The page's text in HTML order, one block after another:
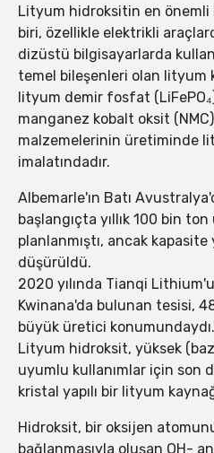
Lityum hidroksitin en önemli
biri, özellikle elektrikli
dizüstü bilgisayarlarda
temel bileşenleri olan lityum
lityum demir fosfat
manganez kobalt oksit
malzemelerinin üretiminde
imalatındadır.
Albemarle'ın Batı
başlangıçta yıllık 100 bin
planlanmıştı, ancak kapasite
düşürüldü.
2020 yılında Tianqi
Kwinana'da bulunan tesisi,
büyük üretici konumundaydı.
Lityum hidroksit, yüksek
uyumlu kullanımlar için son
kristal yapılı bir lityum
Hidroksit, bir oksijen
bağlanmasıyla oluşan OH-